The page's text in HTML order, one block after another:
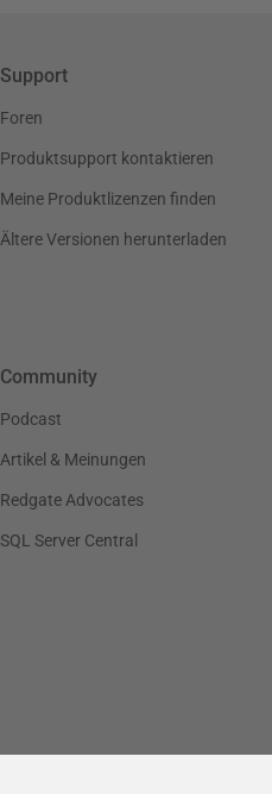
Support
Foren
Produktsupport kontaktieren
Meine Produktlizenzen finden
Ältere Versionen herunterladen
Community
Podcast
Artikel & Meinungen
Redgate Advocates
SQL Server Central